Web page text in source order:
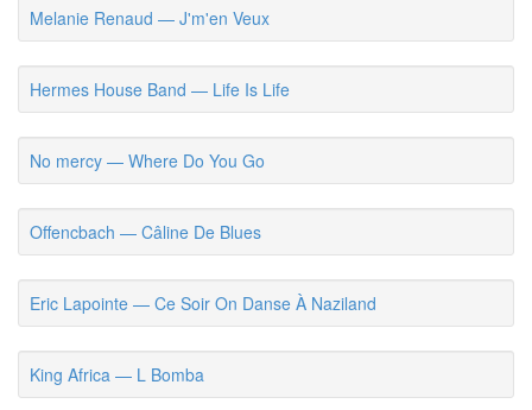
Melanie Renaud — J'm'en Veux
Hermes House Band — Life Is Life
No mercy — Where Do You Go
Offencbach — Câline De Blues
Eric Lapointe — Ce Soir On Danse À Naziland
King Africa — L Bomba